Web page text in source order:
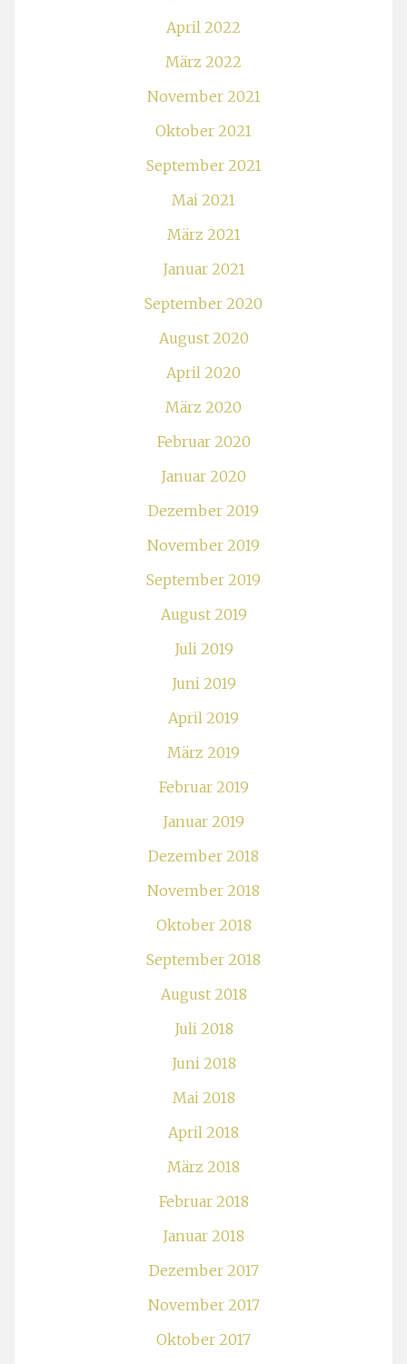
April 2022
März 2022
November 2021
Oktober 2021
September 2021
Mai 2021
März 2021
Januar 2021
September 2020
August 2020
April 2020
März 2020
Februar 2020
Januar 2020
Dezember 2019
November 2019
September 2019
August 2019
Juli 2019
Juni 2019
April 2019
März 2019
Februar 2019
Januar 2019
Dezember 2018
November 2018
Oktober 2018
September 2018
August 2018
Juli 2018
Juni 2018
Mai 2018
April 2018
März 2018
Februar 2018
Januar 2018
Dezember 2017
November 2017
Oktober 2017